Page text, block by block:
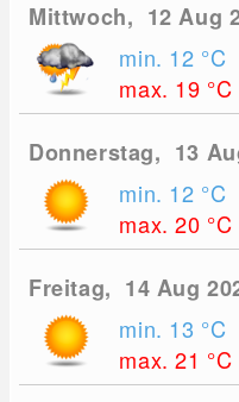
Mittwoch, 12 Aug
min. 12 °C
max. 19 °C
Donnerstag, 13
min. 12 °C
max. 20 °C
Freitag, 14 Aug
min. 13 °C
max. 21 °C